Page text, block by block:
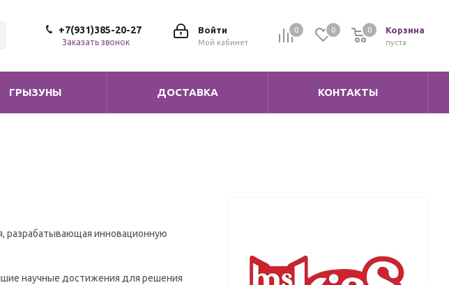
0 0 Корзина
0
пуста
0
Войти
Мой кабинет
+7(931)385-20-27
Заказать звонок
ГРЫЗУНЫ ДОСТАВКА КОНТАКТЫ
разрабатывающая инновационную
научные достижения для решения